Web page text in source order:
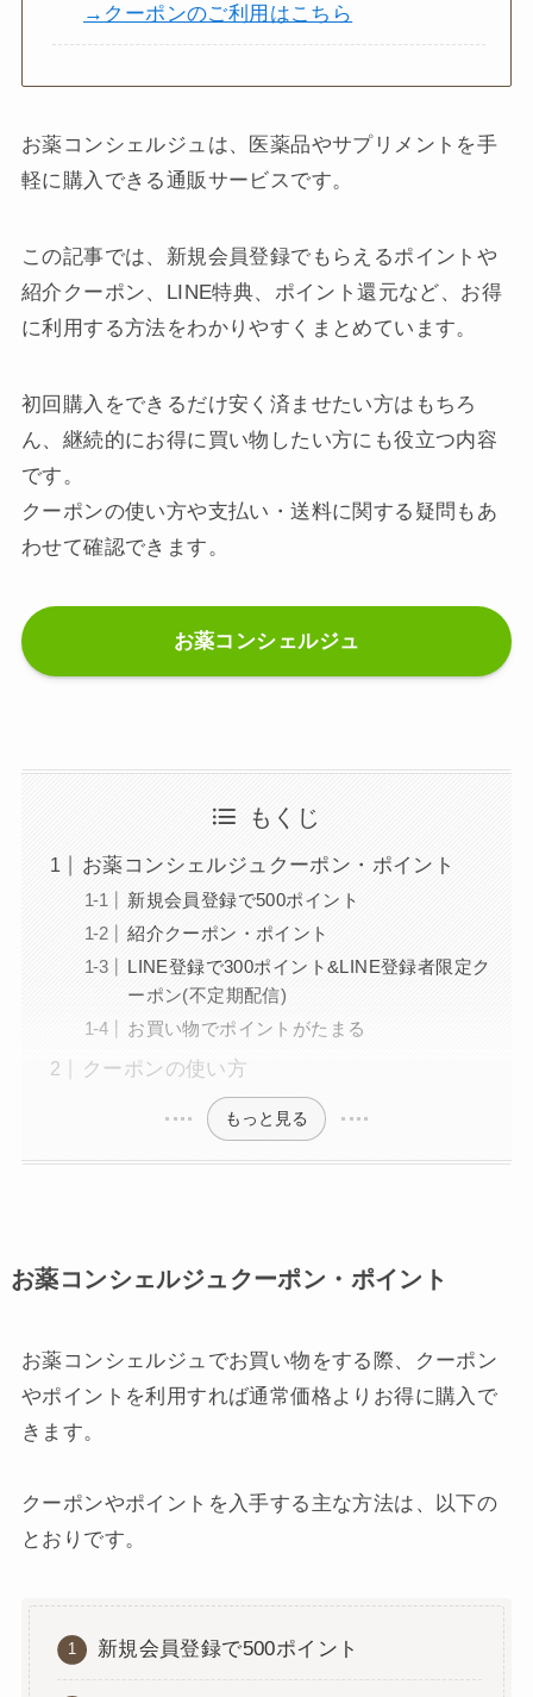
→クーポンのご利用はこちら
お薬コンシェルジュは、医薬品やサプリメントを手
軽に購入できる通販サービスです。
この記事では、新規会員登録でもらえるポイントや
紹介クーポン、LINE特典、ポイント還元など、お得
に利用する方法をわかりやすくまとめています。
初回購入をできるだけ安く済ませたい方はもちろ
ん、継続的にお得に買い物したい方にも役立つ内容
です。
クーポンの使い方や支払い・送料に関する疑問もあ
わせて確認できます。
お薬コンシェルジュ
もくじ
お薬コンシェルジュクーポン・ポイント
新規会員登録で500ポイント
紹介クーポン・ポイント
LINE登録で300ポイント&LINE登録者限定ク
ーポン(不定期配信)
お買い物でポイントがたまる
クーポンの使い方
もっと見る
お薬コンシェルジュクーポン・ポイント
お薬コンシェルジュでお買い物をする際、クーポン
やポイントを利用すれば通常価格よりお得に購入で
きます。
クーポンやポイントを入手する主な方法は、以下の
とおりです。
新規会員登録で500ポイント